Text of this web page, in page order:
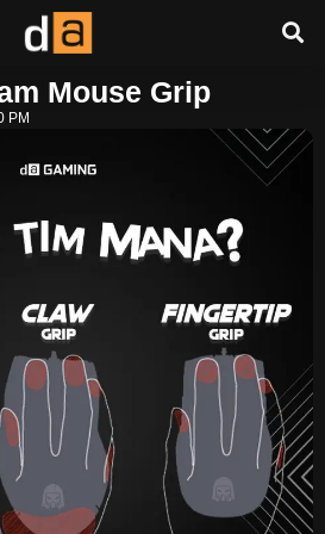
Mouse Grip
PM